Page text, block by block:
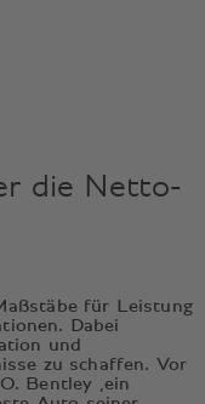
die Netto-
für Leistung
Dabei
und
zu schaffen. Vor
Bentley ‚ein